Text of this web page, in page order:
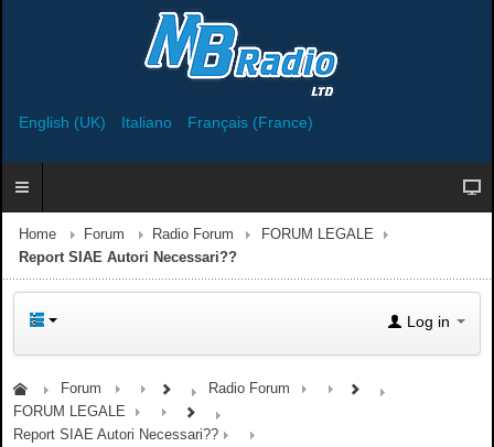
English (UK) Italiano Français (France)
Home Forum Radio Forum
FORUM LEGALE
Report SIAE Autori Necessari??
Log in
Forum
Radio Forum
FORUM LEGALE
Report SIAE Autori Necessari??